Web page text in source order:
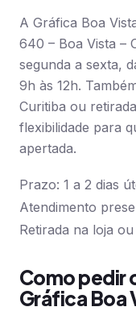
A Gráfica Boa
640 – Boa Vista –
segunda a sexta,
9h às 12h.
Curitiba ou
flexibilidade para
apertada.
Prazo: 1 a 2 dias
Atendimento
Retirada na loja
Como pedir
Gráfica Boa